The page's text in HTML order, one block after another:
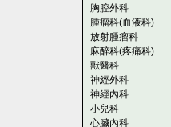
胸腔外科
腫瘤科(血液科)
放射腫瘤科
麻醉科(疼痛科)
獸醫科
神經外科
神經內科
小兒科
心臟內科